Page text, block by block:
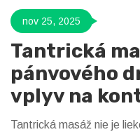
nov 25, 2025
Tantrická
pánvového
vplyv na
Tantrická masáž nie je